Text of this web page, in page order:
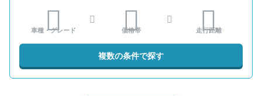
車種・グレード 価格帯 走行距離
複数の条件で探す